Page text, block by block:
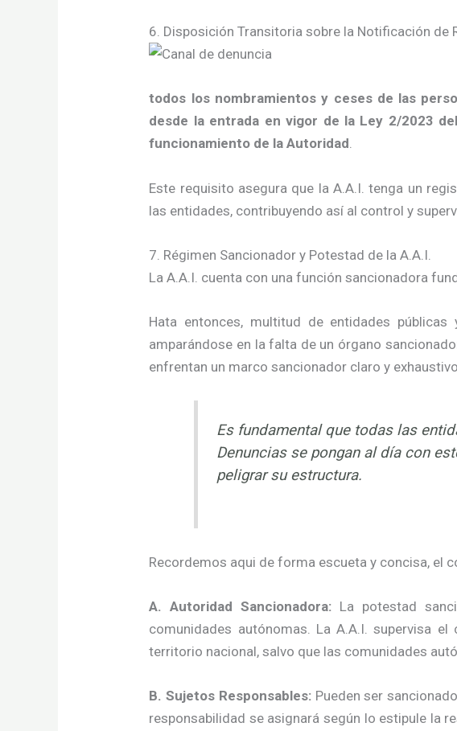
6. Disposición Transitoria sobre la Notificación
todos los nombramientos y ceses de las
desde la entrada en vigor de la Ley 2/2023
funcionamiento de la Autoridad.
Este requisito asegura que la A.A.I. tenga un
las entidades, contribuyendo así al control y
7. Régimen Sancionador y Potestad de la A.A.I.
La A.A.I. cuenta con una función sancionadora
Hata entonces, multitud de entidades
amparándose en la falta de un órgano
enfrentan un marco sancionador claro y
Es fundamental que todas las
Denuncias se pongan al día con
peligrar su estructura.
Recordemos aqui de forma escueta y concisa, el
A. Autoridad Sancionadora: La potestad
comunidades autónomas. La A.A.I. supervisa
territorio nacional, salvo que las comunidades
B. Sujetos Responsables:Pueden ser
responsabilidad se asignará según lo estipule la